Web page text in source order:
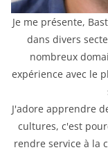
Je me présente,
dans divers
nombreux
expérience avec le
J'adore apprendre
cultures, c'est
rendre service à la